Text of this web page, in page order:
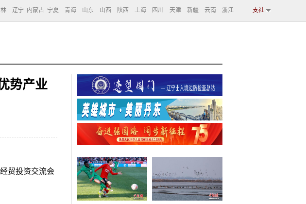
辽宁 内蒙古 宁夏 青海 山东 山西 陕西 上海 四川 天津 新疆 云南 浙江 支社
势产业
贸投资交流会